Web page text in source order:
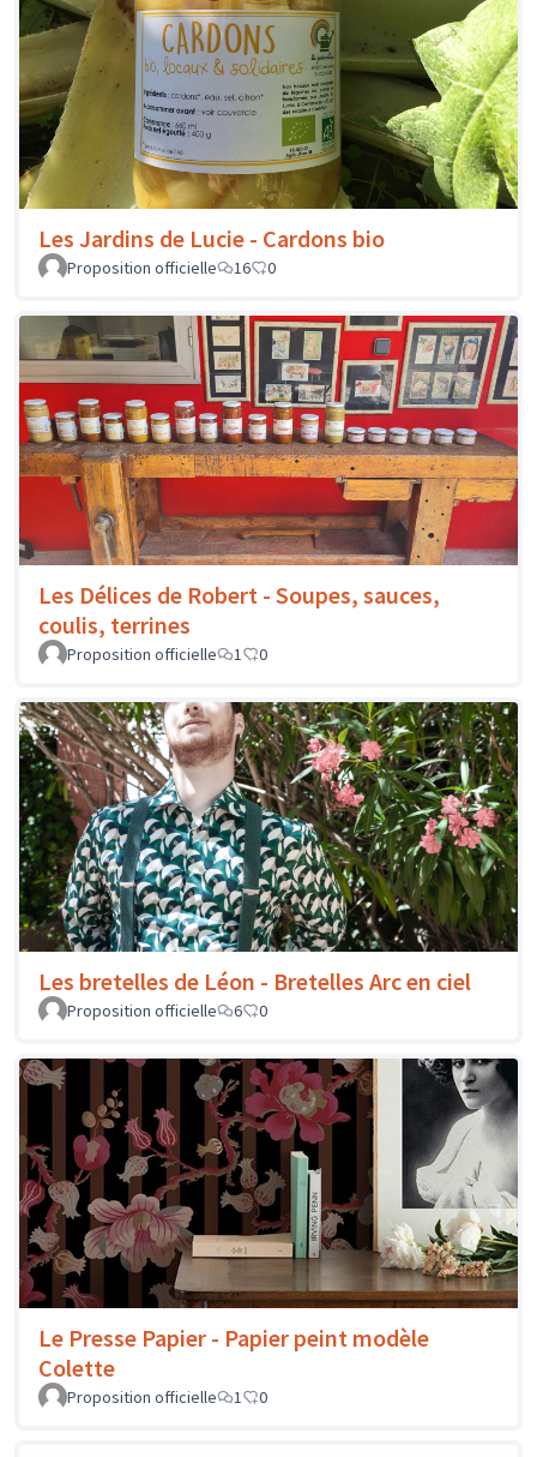
Les Jardins de Lucie - Cardons bio
Proposition officielle 16 0
Les Délices de Robert - Soupes, sauces,
coulis, terrines
Proposition officielle 1 0
Les bretelles de Léon - Bretelles Arc en ciel
Proposition officielle 6 0
Le Presse Papier - Papier peint modèle
Colette
Proposition officielle 1 0